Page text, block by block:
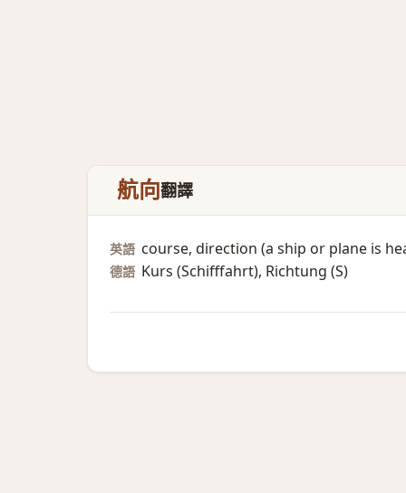
航向翻譯
英語 course, direction (a ship or plane is
德語 Kurs (Schifffahrt)​, Richtung (S)​